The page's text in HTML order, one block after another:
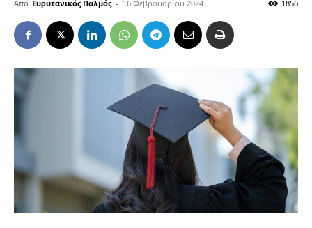
Από Ευρυτανικός Παλμός - 16 Φεβρουαρίου 2024 1856